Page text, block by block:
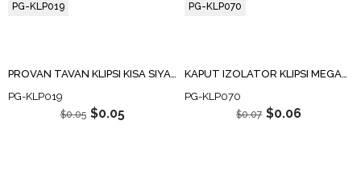
PG-KLP019
$0.05
$0.05
PG-KLP019
PG-KLP070
$0.06
$0.07
PG-KLP070